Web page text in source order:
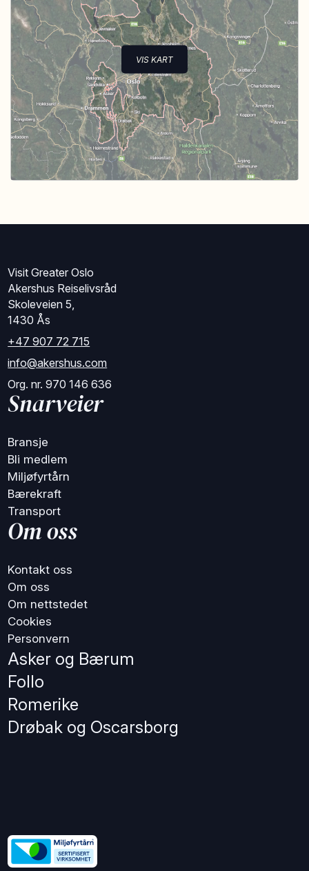
VIS KART
Visit Greater Oslo
Akershus Reiselivsråd
Skoleveien 5,
1430 Ås
+47 907 72 715
info@akershus.com
Org. nr. 970 146 636
Snarveier
Bransje
Bli medlem
Miljøfyrtårn
Bærekraft
Transport
Om oss
Kontakt oss
Om oss
Om nettstedet
Cookies
Personvern
Asker og Bærum
Follo
Romerike
Drøbak og Oscarsborg